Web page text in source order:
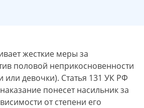
жесткие меры за
половой неприкосновенности
девочки). Статья 131 УК РФ
понесет насильник за
от степени его